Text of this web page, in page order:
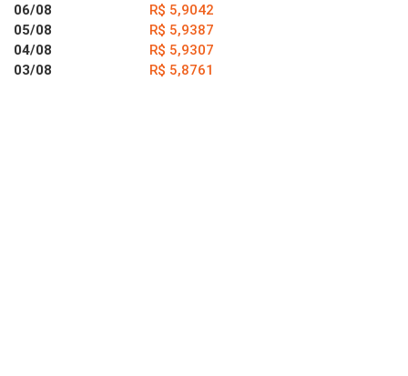
06/08
R$ 5,9042
05/08
R$ 5,9387
04/08
R$ 5,9307
03/08
R$ 5,8761